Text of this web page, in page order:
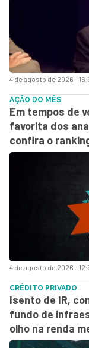
4 de agosto de 2026 -
4 de agosto de 2026 -
AÇÃO DO MÊS
Em tempos de
favorita dos
confira o
CRÉDITO PRIVADO
Isento de IR,
fundo de
olho na renda